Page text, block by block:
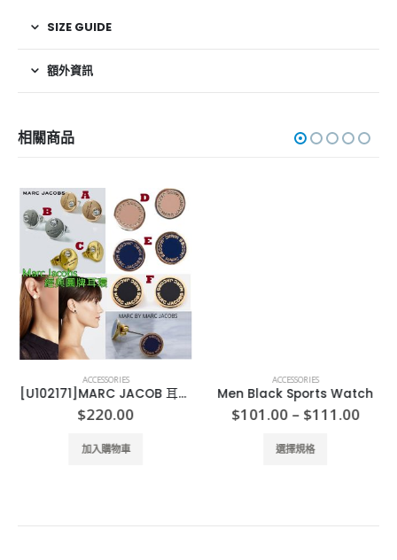
SIZE GUIDE
額外資訊
相關商品
ACCESSORIES
[U102171]MARC JACOB 耳環 Marc Jacobs Enamel Logo Stud
$220.00
加入購物車
ACCESSORIES
Men Black Sports Watch
$101.00 – $111.00Price
選擇規格